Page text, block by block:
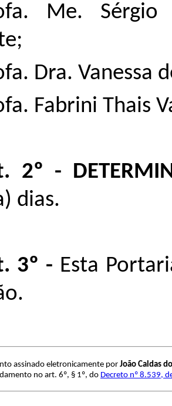
Me.
Dra. Vanessa
Fabrini Thais
2º -
dias.
3º - Esta
assinado eletronicamente por João Caldas
no art. 6º, § 1º, do Decreto nº 8.539,